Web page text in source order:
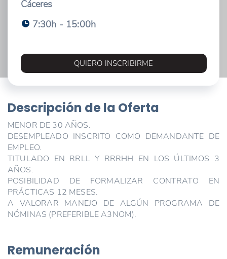
Cáceres
7:30h - 15:00h
QUIERO INSCRIBIRME
Descripción de la Oferta
MENOR DE 30 AÑOS.
DESEMPLEADO INSCRITO COMO DEMANDANTE DE
EMPLEO.
TITULADO EN RRLL Y RRRHH EN LOS ÚLTIMOS 3
AÑOS.
POSIBILIDAD DE FORMALIZAR CONTRATO EN
PRÁCTICAS 12 MESES.
A VALORAR MANEJO DE ALGÚN PROGRAMA DE
NÓMINAS (PREFERIBLE A3NOM).
Remuneración